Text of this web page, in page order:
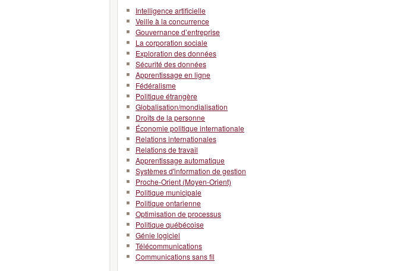
Intelligence artificielle
Veille à la concurrence
Gouvernance d’entreprise
La corporation sociale
Exploration des données
Sécurité des données
Apprentissage en ligne
Fédéralisme
Politique étrangère
Globalisation/mondialisation
Droits de la personne
Économie politique internationale
Relations internationales
Relations de travail
Apprentissage automatique
Systèmes d'information de gestion
Proche-Orient (Moyen-Orient)
Politique municipale
Politique ontarienne
Optimisation de processus
Politique québécoise
Génie logiciel
Télécommunications
Communications sans fil